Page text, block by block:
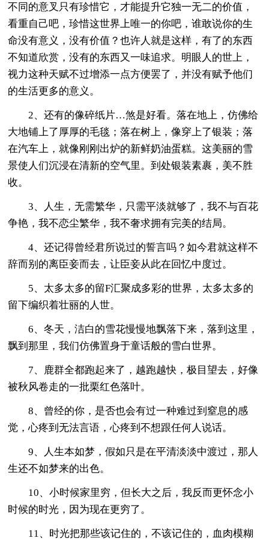
不同的意叉只有珍惜它，才能提升它独一无二的价值，
看重自己吧，珍惜这世界上唯一的你吧，谁敢说你的生
命没有意义，没有价值？也许人就是这样，有了的东西
不知道欣赏，没有的东西又一味追求。明眼人的世上，
视力这种天赋不过增添一点方便罢了，并没有赋予他们
的生活更多的意义。
2、还有的像碎纸片…煞是好看。落在地上，仿佛给
大地铺上了厚厚的毛毯；落在树上，像穿上了银装；落
在汽车上，就像刚刚出炉的新鲜奶油蛋糕。这美丽的雪
景使人们沉浸在清新的空气里。到处银装素裹，美不胜
收。
3、人生，无需繁华，只需平淡就够了，我不与百花
争艳，我不恋尘繁华，我不奢求拥有完美的结局。
4、还记得曾经君所说过的誓言吗？如今君就这样不
辞而别的离臣妾而去，让臣妾从此在回忆中度过。
5、太多太多的留F汇聚成多彩的世界，太多太多的
留下编织着壮丽的人世。
6、冬天，洁白的雪花慢慢地飘落下来，落到这里，
飘到那里，我们仿佛置身于童话般的雪白世界。
7、鹿群全都跑起来了，越跑越快，极目望去，好像
被秋风卷走的一批栗红色落叶。
8、曾经的你，是否也会有过一种难过到窒息的感
觉，心疼到无法言语，心疼到不想跟任何人说话。
9、人生本如梦，假如只是在平清淡淡中渡过，那人
生还不如梦来的出色。
10、小时候家里穷，但长大之后，我反而更怀念小
时候的时光，因为现在更穷了。
11、时光把那些该记住的，不该记住的，血肉模糊